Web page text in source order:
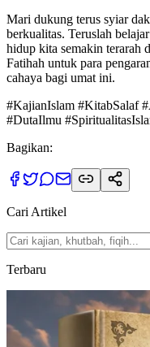
Mari dukung terus syiar
berkualitas. Teruslah
hidup kita semakin terarah
Fatihah untuk para
cahaya bagi umat ini.
#KajianIslam #KitabSalaf
#DutaIlmu
Bagikan:
Cari Artikel
Terbaru